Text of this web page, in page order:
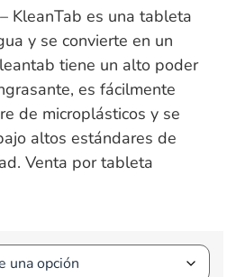
– KleanTab es una tableta
y se convierte en un
tiene un alto poder
es fácilmente
de microplásticos y se
altos estándares de
Venta por tableta